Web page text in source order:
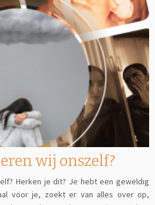
wij onszelf?
Herken je dit? Je hebt een geweldig
voor je, zoekt er van alles over op,